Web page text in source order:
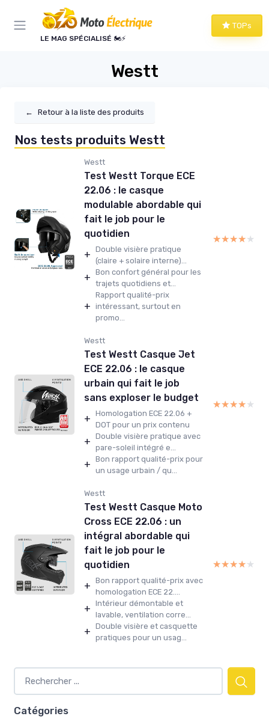
LE MAG SPÉCIALISÉ 🏍️⚡
TOPs
Westt
← Retour à la liste des produits
Nos tests produits Westt
Westt
Test Westt Torque ECE
22.06 : le casque
modulable abordable qui
fait le job pour le
quotidien
+ Double visière pratique
(claire + solaire interne)...
+ Bon confort général pour les
trajets quotidiens et...
+
Rapport qualité-prix
intéressant, surtout en
promo...
★★★★★
★★★★★
Westt
Test Westt Casque Jet
ECE 22.06 : le casque
urbain qui fait le job
sans exploser le budget
+ Homologation ECE 22.06 +
DOT pour un prix contenu
+ Double visière pratique avec
pare-soleil intégré e...
+ Bon rapport qualité-prix pour
un usage urbain / qu...
★★★★★
★★★★★
Westt
Test Westt Casque Moto
Cross ECE 22.06 : un
intégral abordable qui
fait le job pour le
quotidien
+ Bon rapport qualité-prix avec
homologation ECE 22....
+ Intérieur démontable et
lavable, ventilation corre...
+ Double visière et casquette
pratiques pour un usag...
★★★★★
★★★★★
Catégories
Panneau de gestion des cookies